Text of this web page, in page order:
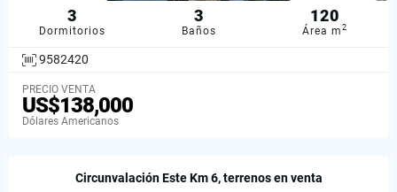
3
Dormitorios
3
Baños
120
Área m2
9582420
PRECIO VENTA
US$138,000
Dólares Americanos
Circunvalación Este Km 6, terrenos en venta